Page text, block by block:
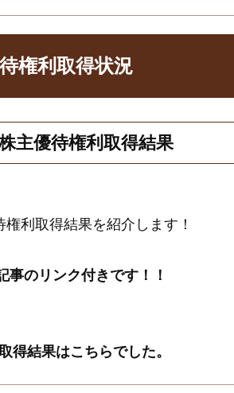
権利取得状況
主優待権利取得結果
利取得結果を紹介します！
事のリンク付きです！！
得結果はこちらでした。